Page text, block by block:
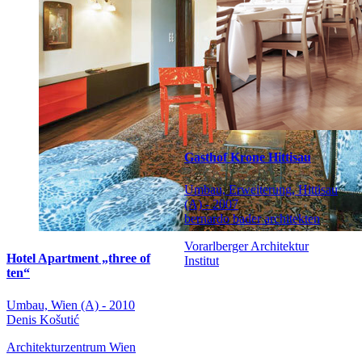
Hotel Apartment „three of
ten“
Umbau, Wien (A) - 2010
Denis Košutić
Architekturzentrum Wien
Gasthof Krone Hittisau
Umbau, Erweiterung, Hittisau
(A) - 2007
bernardo bader architekten
Vorarlberger Architektur
Institut